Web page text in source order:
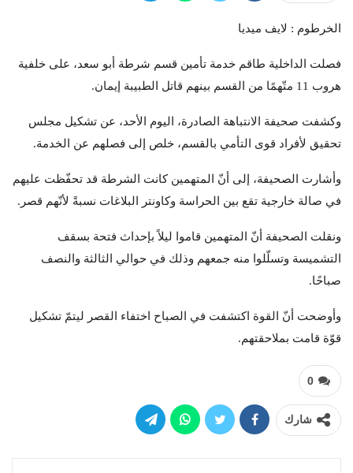
الخرطوم : لايف ميديا
فصلت الداخلية طاقم خدمة تأمين قسم شرطة أبو سعد، على خلفية
هروب 11 متّهمًا من القسم بينهم قاتل الطبيبة إيمان.
وكشفت صحيفة الانتباهة الصادرة، اليوم الأحد، عن تشكيل مجلس
تحقيق لأفراد قوى التأمي بالقسم، خلص إلى فصلهم عن الخدمة.
وأشارت الصحيفة، إلى أنّ المتهمين كانت الشرطة قد تحفّظت عليهم
في صالة خارجية تقع بين الحراسة وكاونتر البلاغات نسبةً لأنّهم قصر.
ونقلت الصحيفة أنّ المتهمين قاموا ليلاً بإحداث فتحة بسقف
التشميسة وتسلّلوا منه جمعهم وذلك في حوالي الثالثة والنصف
صباحًا.
وأوضحت أنّ القوة اكتشفت في الصباح اختفاء القصر ليتمّ تشكيل
قوّة قامت بملاحقتهم.
0
شارك